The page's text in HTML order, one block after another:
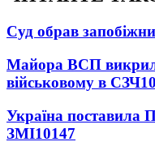
Суд обрав
Майора ВСП
військовому в СЗЧ
Україна поставила
ЗМІ10147